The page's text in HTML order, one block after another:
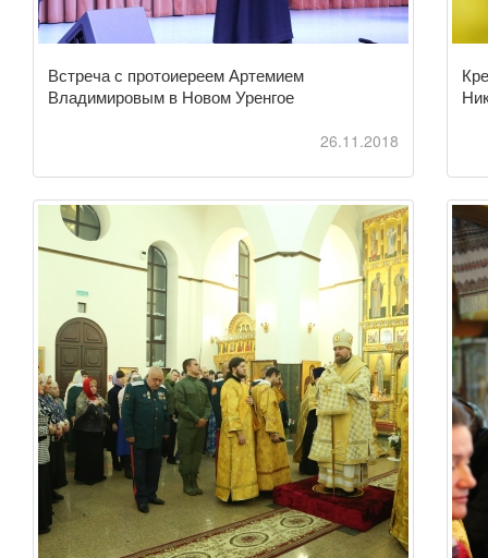
Встреча с протоиереем Артемием
Владимировым в Новом Уренгое
26.11.2018